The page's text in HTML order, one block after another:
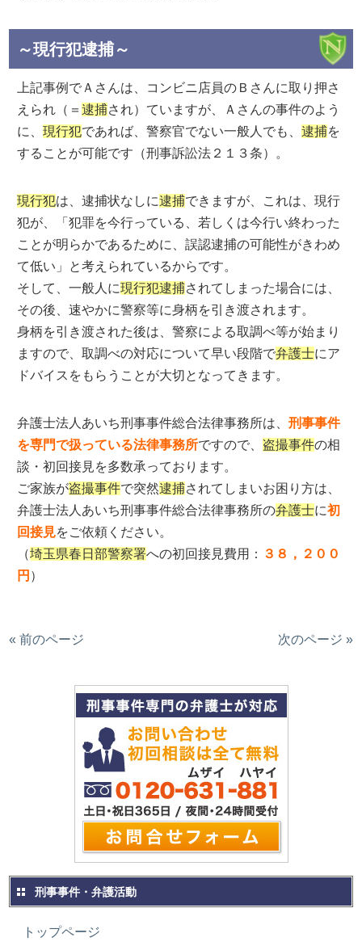
～現行犯逮捕～
上記事例でＡさんは、コンビニ店員のＢさんに取り押さ
えられ（＝逮捕され）ていますが、Ａさんの事件のよう
に、現行犯であれば、警察官でない一般人でも、逮捕を
することが可能です（刑事訴訟法２１３条）。
現行犯は、逮捕状なしに逮捕できますが、これは、現行
犯が、「犯罪を今行っている、若しくは今行い終わった
ことが明らかであるために、誤認逮捕の可能性がきわめ
て低い」と考えられているからです。
そして、一般人に現行犯逮捕されてしまった場合には、
その後、速やかに警察等に身柄を引き渡されます。
身柄を引き渡された後は、警察による取調べ等が始まり
ますので、取調べの対応について早い段階で弁護士にア
ドバイスをもらうことが大切となってきます。
弁護士法人あいち刑事事件総合法律事務所は、刑事事件
を専門で扱っている法律事務所ですので、 盗撮事件の相
談・初回接見を多数承っております。
ご家族が盗撮事件で突然逮捕されてしまいお困り方は、
弁護士法人あいち刑事事件総合法律事務所の弁護士に初
回接見をご依頼ください。
（埼玉県春日部警察署への初回接見費用：
３８，２００
円 ）
« 前のページ 次のページ »
刑事事件・弁護活動
トップページ